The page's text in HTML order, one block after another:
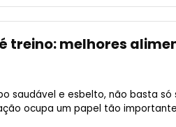
treino: melhores
saudável e esbelto, não basta
ocupa um papel tão